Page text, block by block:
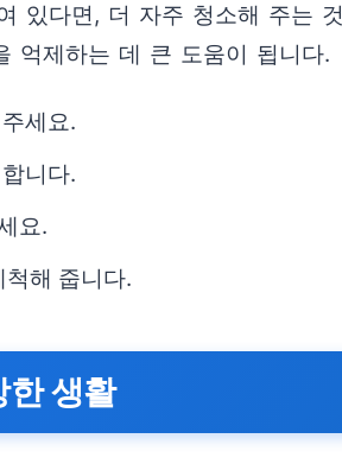
있다면, 더 자주 청소해 주는
억제하는 데 큰 도움이 됩니다.
세요.
니다.
요.
해 줍니다.
한 생활